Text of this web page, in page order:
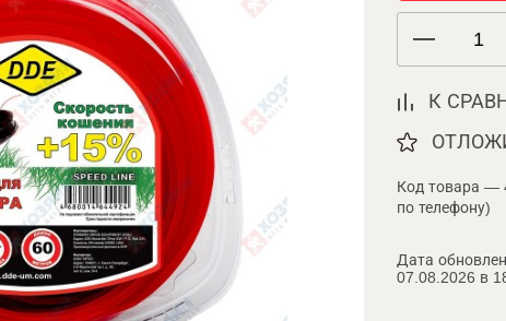
К
Код товара —
по телефону)
Дата
07.08.2026 в